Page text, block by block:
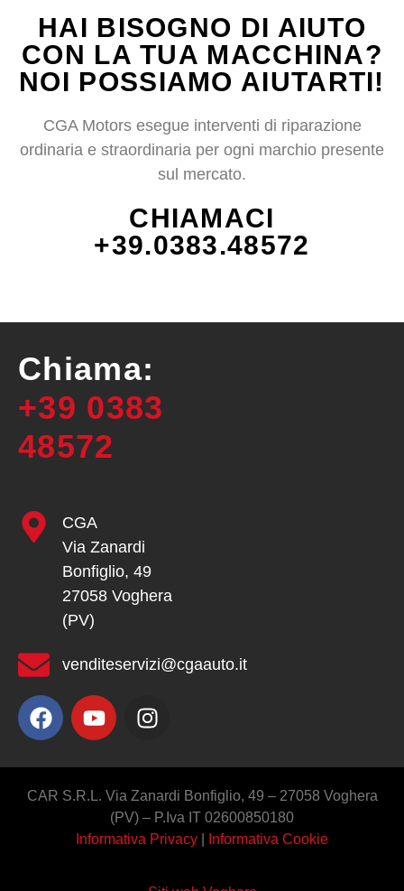
HAI BISOGNO DI AIUTO
CON LA TUA MACCHINA?
NOI POSSIAMO AIUTARTI!
CGA Motors esegue interventi di riparazione
ordinaria e straordinaria per ogni marchio presente
sul mercato.
CHIAMACI
+39.0383.48572
Chiama:
+39 0383
48572
CGA
Via Zanardi
Bonfiglio, 49
27058 Voghera
(PV)
venditeservizi@cgaauto.it
CAR S.R.L. Via Zanardi Bonfiglio, 49 – 27058 Voghera
(PV) – P.Iva IT 02600850180
Informativa Privacy
Informativa Cookie